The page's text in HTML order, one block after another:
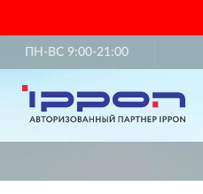
ПН-ВС 9:00-21:00